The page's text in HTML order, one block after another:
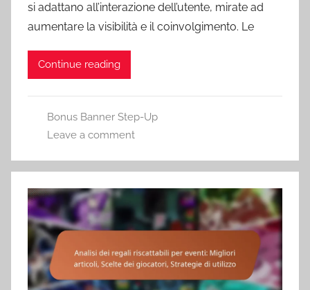
si adattano all’interazione dell’utente, mirate ad
aumentare la visibilità e il coinvolgimento. Le
Continue reading
Bonus Banner Step-Up
Leave a comment